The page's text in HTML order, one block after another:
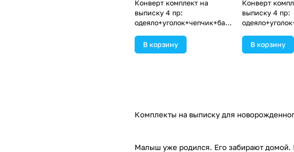
Конверт комплект на
выписку 4 пр:
одеяло+уголок+чепчик+бант
ассортименте.
В корзину
Конверт
выписку 4 пр:
ассортименте.
В корзину
Комплекты на выписку для
Малыш уже родился. Его забирают домой.